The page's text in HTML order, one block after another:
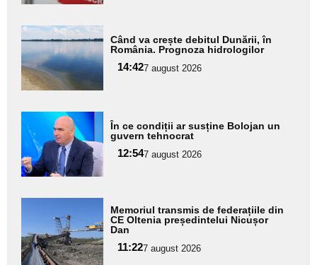
Adaugă
aici textul
pentru
subtitlu
Când va crește debitul Dunării, în
România. Prognoza hidrologilor
14:427 august 2026
Adaugă
aici textul
pentru
subtitlu
În ce condiții ar susține Bolojan un
guvern tehnocrat
12:547 august 2026
aici textul
pentru
subtitlu
Memoriul transmis de federațiile din
CE Oltenia președintelui Nicușor
Dan
11:227 august 2026